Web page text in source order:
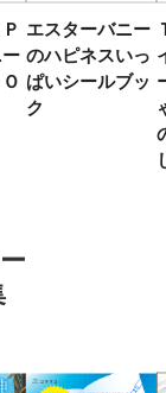
エスターバニー
のハピネスいっ
ぱいシールブッ
ク